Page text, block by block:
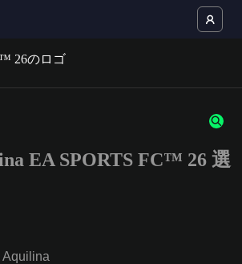
字または数字を入力してください。
EA SPORTS FC™ 26 選
Aquilina